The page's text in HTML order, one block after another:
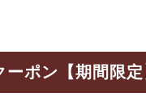
ポン【期間限定